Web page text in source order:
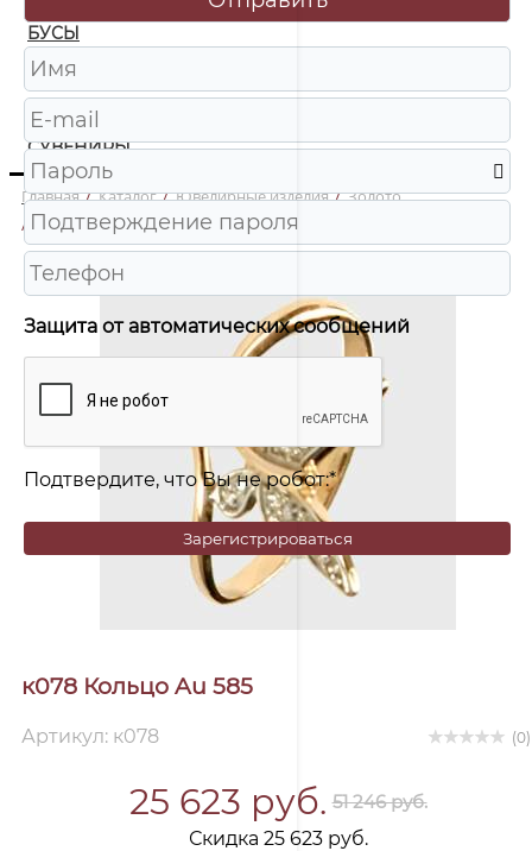
БУСЫ
ЧАСЫ
ШКАТУЛКИ
СУВЕНИРЫ
Главная / Каталог / Ювелирные изделия / Золото
/
к078 Кольцо Au 585
к078 Кольцо Au 585
Артикул: к078 (0)
25 623 руб. 51 246 руб.
Скидка 25 623 руб.
Защита от автоматических сообщений
Подтвердите, что Вы не робот:*
Зарегистрироваться